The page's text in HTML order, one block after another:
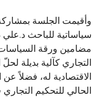
وأقيمت الجلسة
سياساتية للباحث
مضامين ورقة
التجاري كآلية بديلة لحلّ
الاقتصادية له، فضلاً
الحالي للتحكيم